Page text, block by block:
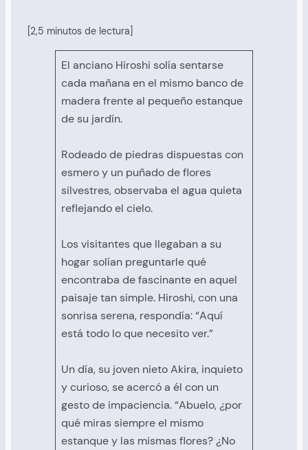
[2,5 minutos de lectura]
El anciano Hiroshi solía sentarse
cada mañana en el mismo banco de
madera frente al pequeño estanque
de su jardín.
Rodeado de piedras dispuestas con
esmero y un puñado de flores
silvestres, observaba el agua quieta
reflejando el cielo.
Los visitantes que llegaban a su
hogar solían preguntarle qué
encontraba de fascinante en aquel
paisaje tan simple. Hiroshi, con una
sonrisa serena, respondía: “Aquí
está todo lo que necesito ver.”
Un día, su joven nieto Akira, inquieto
y curioso, se acercó a él con un
gesto de impaciencia. “Abuelo, ¿por
qué miras siempre el mismo
estanque y las mismas flores? ¿No